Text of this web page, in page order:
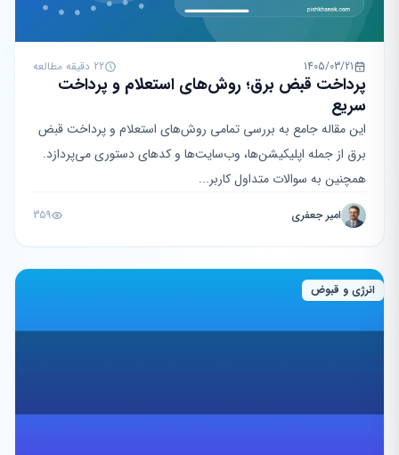
1405/03/21 22 دقیقه مطالعه
پرداخت قبض برق؛ روش‌های استعلام و پرداخت
سریع
این مقاله جامع به بررسی تمامی روش‌های استعلام و پرداخت قبض
برق از جمله اپلیکیشن‌ها، وب‌سایت‌ها و کدهای دستوری می‌پردازد.
همچنین به سوالات متداول کاربر...
امیر جعفری 359
انرژی و قبوض